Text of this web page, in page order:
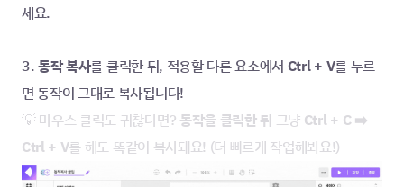
세요.
3. 동작 복사를 클릭한 뒤, 적용할 다른 요소에서 Ctrl + V를 누르
면 동작이 그대로 복사됩니다!
💡 마우스 클릭도 귀찮다면? 동작을 클릭한 뒤 그냥 Ctrl + C ➡️
Ctrl + V를 해도 똑같이 복사돼요! (더 빠르게 작업해봐요!)